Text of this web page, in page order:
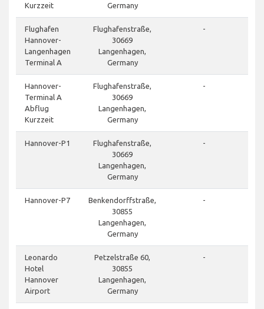
Kurzzeit
Germany
Flughafen
Hannover-
Langenhagen
Terminal A
Flughafenstraße,
30669
Langenhagen,
Germany
-
Hannover-
Terminal A
Abflug
Kurzzeit
Flughafenstraße,
30669
Langenhagen,
Germany
-
Hannover-P1
Flughafenstraße,
30669
Langenhagen,
Germany
-
Hannover-P7
Benkendorffstraße,
30855
Langenhagen,
Germany
-
Leonardo
Hotel
Hannover
Airport
Petzelstraße 60,
30855
Langenhagen,
Germany
-